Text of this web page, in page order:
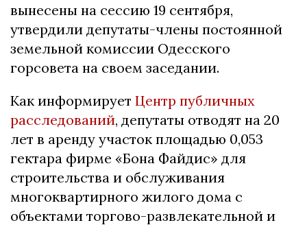
вынесены на сессию 19 сентября,
утвердили депутаты-члены постоянной
земельной комиссии Одесского
горсовета на своем заседании.
Как информирует Центр публичных
расследований, депутаты отводят на 20
лет в аренду участок площадью 0,053
гектара фирме «Бона Файдис» для
строительства и обслуживания
многоквартирного жилого дома с
объектами торгово-развлекательной и